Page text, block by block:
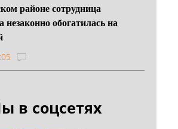
районе сотрудница
незаконно обогатилась на
в соцсетях